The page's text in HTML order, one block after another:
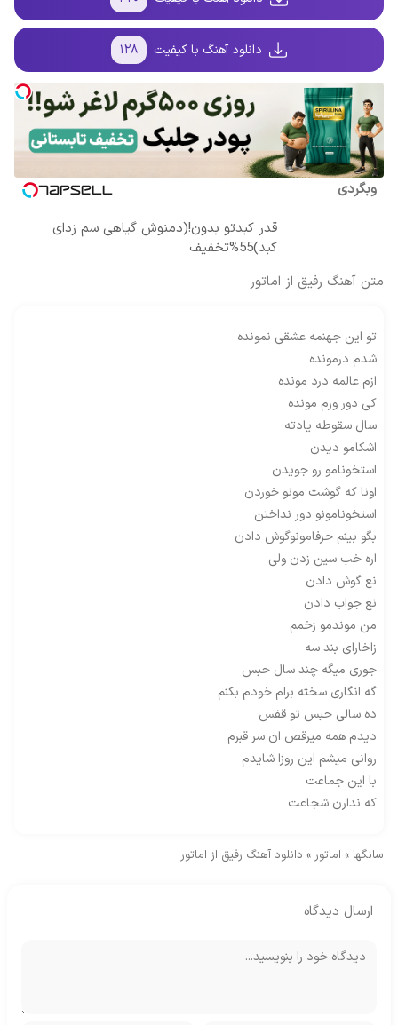
دانلود آهنگ با کیفیت ۱۲۸
وبگردی
قدر کبدتو بدون!(دمنوش گیاهی سم زدای
کبد)55%تخفیف
متن آهنگ رفیق از اماتور
تو این جهنمه عشقی نمونده
شدم درمونده
ازم عالمه درد مونده
کی دور ورم مونده
سال سقوطه یادته
اشکامو دیدن
استخونامو رو جویدن
اونا که گوشت مونو خوردن
استخونامونو دور نداختن
بگو بینم حرفامونوگوش دادن
اره خب سین زدن ولی
نع گوش دادن
نع جواب دادن
من موندمو زخمم
زاخارای بند سه
جوری میگه چند سال حبس
گه انگاری سخته برام خودم بکنم
ده سالی حبس تو قفس
دیدم همه میرقص ان سر قبرم
روانی میشم این روزا شایدم
با این جماعت
که ندارن شجاعت
سانگها » اماتور » دانلود آهنگ رفیق از اماتور
ارسال دیدگاه